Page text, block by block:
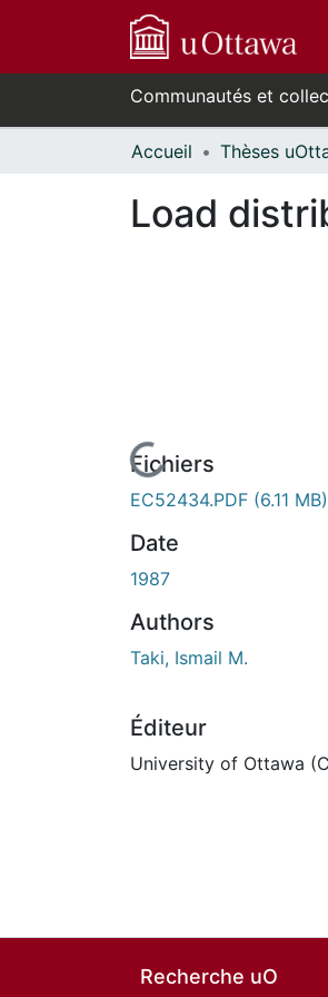
Communautés et
Accueil
Load
En cours de chargement...
Fichiers
EC52434.PDF (6.11 MB)
Date
1987
Authors
Taki, Ismail M.
Éditeur
University of Ottawa
Recherche uO